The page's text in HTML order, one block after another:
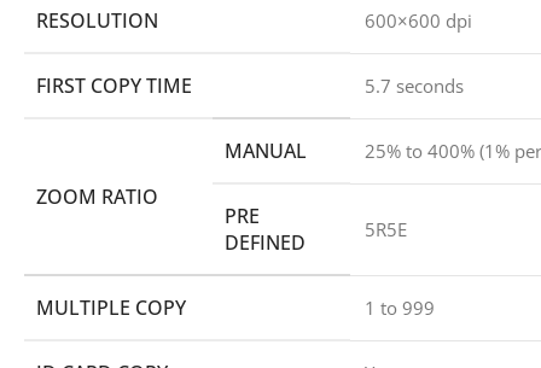
RESOLUTION 600×600 dpi
FIRST COPY TIME 5.7 seconds
ZOOM RATIO
MANUAL 25% to 400% (1%
PRE
DEFINED
5R5E
MULTIPLE COPY 1 to 999